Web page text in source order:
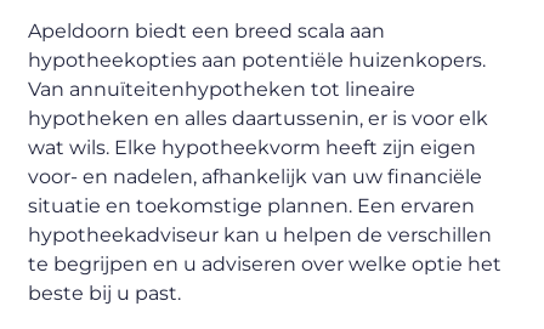
Apeldoorn biedt een breed scala aan
hypotheekopties aan potentiële huizenkopers.
Van annuïteitenhypotheken tot lineaire
hypotheken en alles daartussenin, er is voor elk
wat wils. Elke hypotheekvorm heeft zijn eigen
voor- en nadelen, afhankelijk van uw financiële
situatie en toekomstige plannen. Een ervaren
hypotheekadviseur kan u helpen de verschillen
te begrijpen en u adviseren over welke optie het
beste bij u past.